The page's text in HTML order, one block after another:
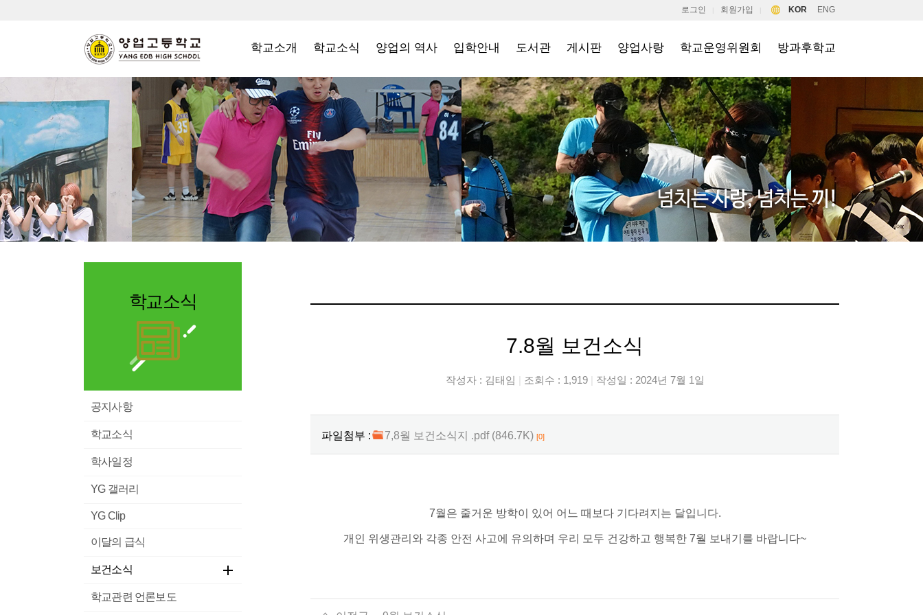
로그인 회원가입 KOR ENG
학교소개 학교소식 양업의 역사 입학안내 도서관 게시판 양업사랑 학교운영위원회 방과후학교
학교소식
공지사항
학교소식
학사일정
YG 갤러리
YG Clip
이달의 급식
보건소식
학교관련 언론보도
7.8월 보건소식
작성자 : 김태임 조회수 : 1,919 작성일 : 2024년 7월 1일
파일첨부 : 7,8월 보건소식지 .pdf (846.7K) [0]
7월은 줄거운 방학이 있어 어느 때보다 기다려지는 달입니다.
개인 위생관리와 각종 안전 사고에 유의하며 우리 모두 건강하고 행복한 7월 보내기를 바랍니다~